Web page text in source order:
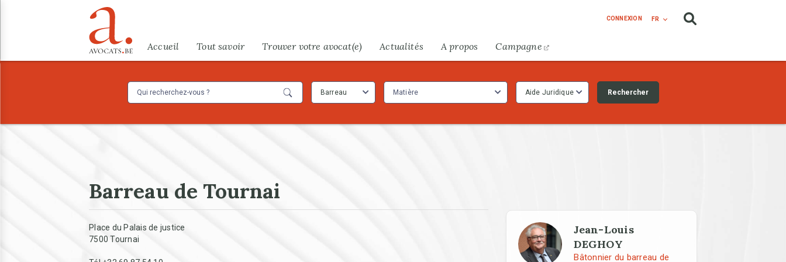
Menu
Accueil Tout savoir Trouver votre avocat(e) Actualités A propos Campagne
CONNEXION FR
Barreau Matière Aide Juridique Rechercher
Jean-Louis
DEGHOY
Bâtonnier du barreau de
Barreau de Tournai
Place du Palais de justice
7500 Tournai